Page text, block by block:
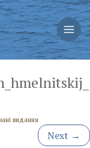
видання
Next →